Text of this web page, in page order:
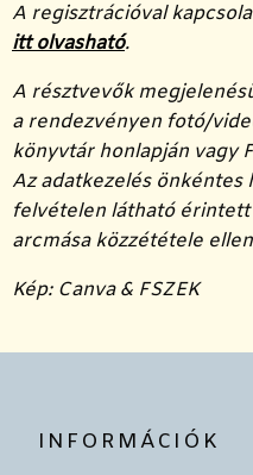
A regisztrációval
itt olvasható.
A résztvevők
a rendezvényen fotó/
könyvtár honlapján vagy
Az adatkezelés önkéntes
felvételen látható érintett
arcmása közzététele
Kép: Canva & FSZEK
INFORMÁCIÓK